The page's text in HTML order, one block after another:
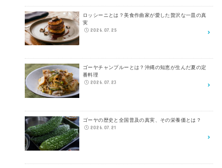
ロッシーニとは？美食作曲家が愛した贅沢な一皿の真
実
2026.07.25
ゴーヤチャンプルーとは？沖縄の知恵が生んだ夏の定
番料理
2026.07.23
ゴーヤの歴史と全国普及の真実、その栄養価とは？
2026.07.21